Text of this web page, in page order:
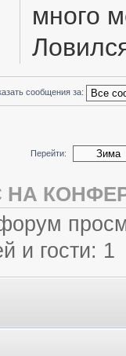
много
сообщения за:
Перейти:
НА
и гости: 1